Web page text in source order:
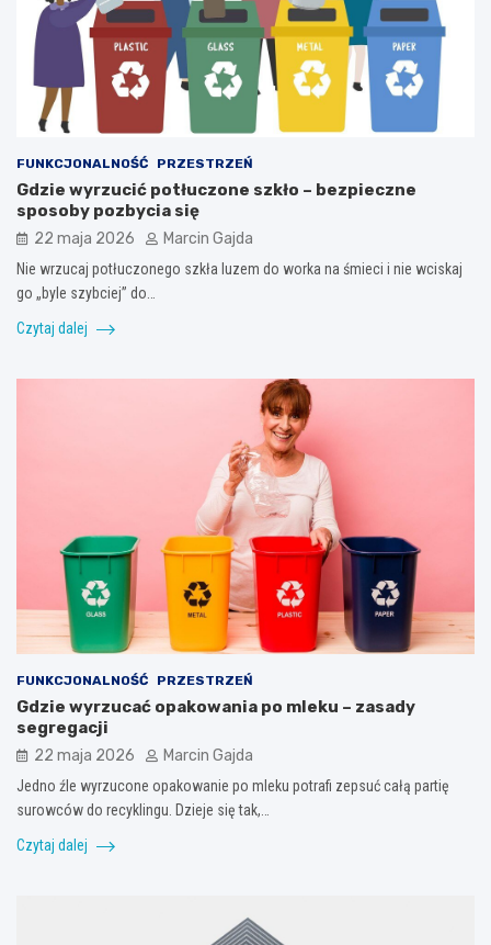
FUNKCJONALNOŚĆ PRZESTRZEŃ
Gdzie wyrzucić potłuczone szkło – bezpieczne
sposoby pozbycia się
22 maja 2026 Marcin Gajda
Nie wrzucaj potłuczonego szkła luzem do worka na śmieci i nie wciskaj
go „byle szybciej” do…
Czytaj dalej
FUNKCJONALNOŚĆ PRZESTRZEŃ
Gdzie wyrzucać opakowania po mleku – zasady
segregacji
22 maja 2026 Marcin Gajda
Jedno źle wyrzucone opakowanie po mleku potrafi zepsuć całą partię
surowców do recyklingu. Dzieje się tak,…
Czytaj dalej